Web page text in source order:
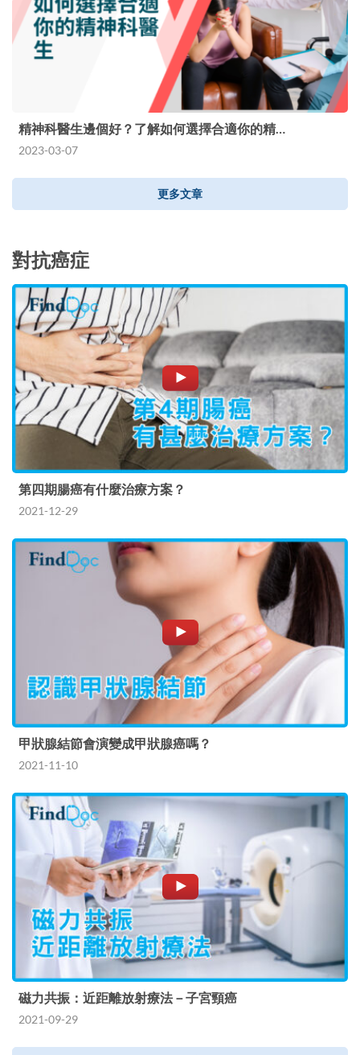
精神科醫生邊個好？了解如何選擇合適你的精…
2023-03-07
更多文章
對抗癌症
第四期腸癌有什麼治療方案？
2021-12-29
甲狀腺結節會演變成甲狀腺癌嗎？
2021-11-10
磁力共振：近距離放射療法－子宮頸癌
2021-09-29